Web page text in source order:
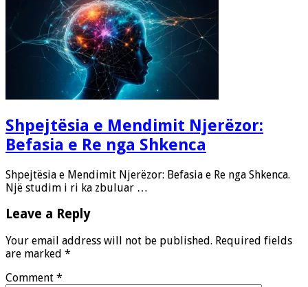
Shpejtësia e Mendimit Njerëzor:
Befasia e Re nga Shkenca
Shpejtësia e Mendimit Njerëzor: Befasia e Re nga Shkenca.
Një studim i ri ka zbuluar …
Leave a Reply
Your email address will not be published. Required fields
are marked *
Comment *